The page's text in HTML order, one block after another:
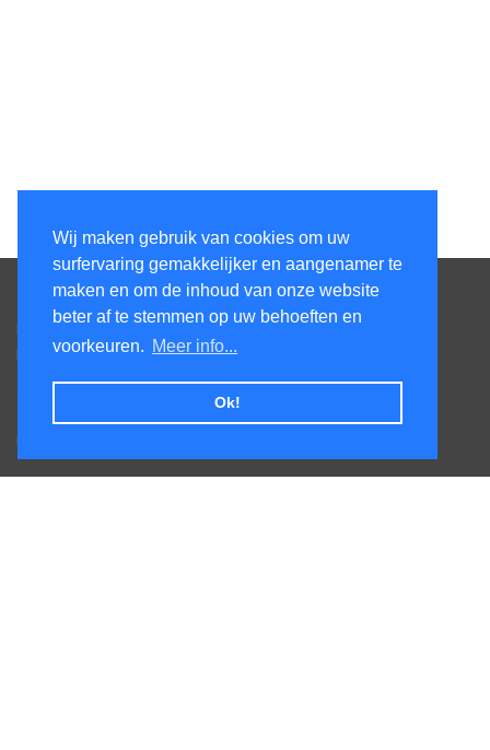
Wij maken gebruik van cookies om uw
surfervaring gemakkelijker en aangenamer te
maken en om de inhoud van onze website
beter af te stemmen op uw behoeften en
voorkeuren. Meer info...
Ok!
Contacteer ons
Honsdonkstraat 25A
3120 Tremelo